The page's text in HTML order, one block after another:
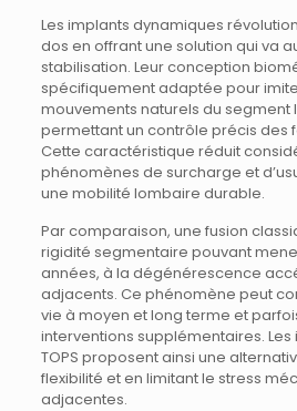
Les implants dynamiques
dos en offrant une solution qui va
stabilisation. Leur conception
spécifiquement adaptée pour
mouvements naturels du segment
permettant un contrôle précis des
Cette caractéristique réduit
phénomènes de surcharge et
une mobilité lombaire durable.
Par comparaison, une fusion
rigidité segmentaire pouvant
années, à la dégénérescence
adjacents. Ce phénomène peut
vie à moyen et long terme et
interventions supplémentaires.
TOPS proposent ainsi une
flexibilité et en limitant le stress
adjacentes.